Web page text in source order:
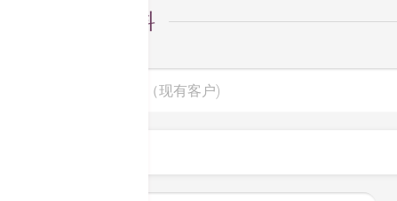
个人资料
病人编号（现有客户)